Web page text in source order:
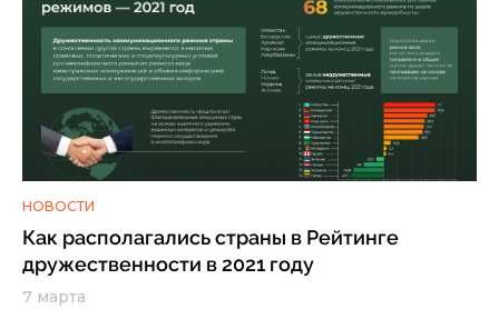
НОВОСТИ
Как располагались страны в Рейтинге
дружественности в 2021 году
7 марта